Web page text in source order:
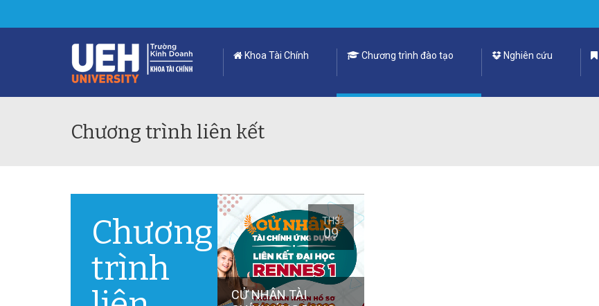
Khoa Tài Chính Chương trình đào tạo Nghiên cứu
Chương trình liên kết
Chương
trình
TH3
09
CỬ NHÂN TÀI